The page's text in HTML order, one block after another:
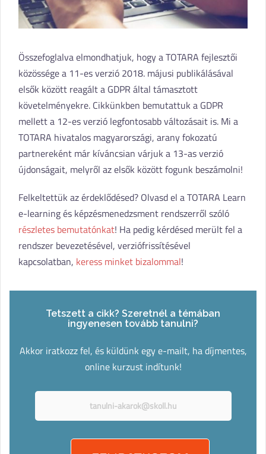
Összefoglalva elmondhatjuk, hogy a TOTARA fejlesztői
közössége a 11-es verzió 2018. májusi publikálásával
elsők között reagált a GDPR által támasztott
követelményekre. Cikkünkben bemutattuk a GDPR
mellett a 12-es verzió legfontosabb változásait is. Mi a
TOTARA hivatalos magyarországi, arany fokozatú
partnereként már kíváncsian várjuk a 13-as verzió
újdonságait, melyről az elsők között fogunk beszámolni!
Felkeltettük az érdeklődésed? Olvasd el a TOTARA Learn
e-learning és képzésmenedzsment rendszerről szóló
részletes bemutatónkat! Ha pedig kérdésed merült fel a
rendszer bevezetésével, verziófrissítésével
kapcsolatban, keress minket bizalommal!
Tetszett a cikk? Szeretnél a témában
ingyenesen tovább tanulni?
Akkor iratkozz fel, és küldünk egy e-mailt, ha díjmentes,
online kurzust indítunk!